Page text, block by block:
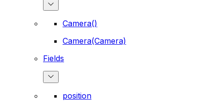
Camera()
Camera(Camera)
Fields
position